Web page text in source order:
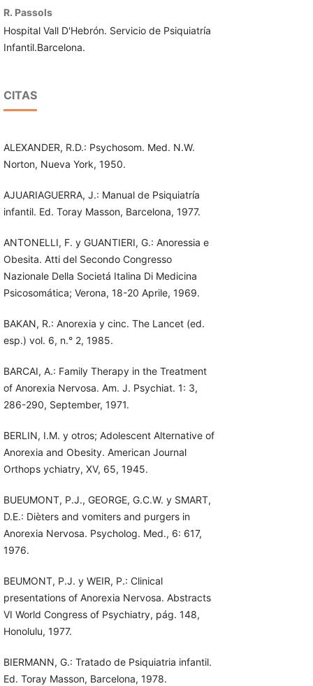
R. Passols
Hospital Vall D'Hebrón. Servicio de Psiquiatría
Infan­til.Barcelona.
CITAS
ALEXANDER, R.D.: Psychosom. Med. N.W.
Norton, Nueva York, 1950.
AJUARIAGUERRA, J.: Manual de Psiquiatría
infantil. Ed. Toray Masson, Barcelona, 1977.
ANTONELLI, F. y GUANTIERI, G.: Anoressia e
Obesita. Atti del Secondo Congresso
Nazionale Della Societá Italina Di Medicina
Psicosomática; Verona, 18-20 Aprile, 1969.
BAKAN, R.: Anorexia y cinc. The Lancet (ed.
esp.) vol. 6, n.° 2, 1985.
BARCAI, A.: Family Therapy in the Treatment
of Anorexia Nervosa. Am. J. Psychiat. 1: 3,
286-290, September, 1971.
BERLIN, I.M. y otros; Adolescent Alternative of
Anorexia and Obesity. American Journal
Orthops ychiatry, XV, 65, 1945.
BUEUMONT, P.J., GEORGE, G.C.W. y SMART,
D.E.: Dièters and vomiters and purgers in
Anorexia Nervosa. Psycholog. Med., 6: 617,
1976.
BEUMONT, P.J. y WEIR, P.: Clinical
presentations of Anorexia Nervosa. Abstracts
VI World Congress of Psychiatry, pág. 148,
Honolulu, 1977.
BIERMANN, G.: Tratado de Psiquiatria infantil.
Ed. Toray Masson, Barcelona, 1978.